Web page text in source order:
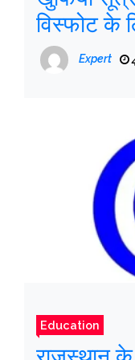
विस्फोट के
चिपचिपा बम
Expert
Education